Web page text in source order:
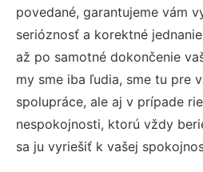
povedané, garantujeme vám
serióznosť a korektné
až po samotné dokončenie
my sme iba ľudia, sme tu pre
spolupráce, ale aj v prípade
nespokojnosti, ktorú vždy
sa ju vyriešiť k vašej